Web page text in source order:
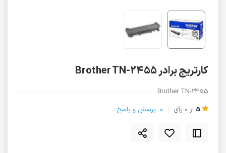
کارتریج برادر Brother TN-2455
Brother TN-2455
5 از 0 رأی 0 پرسش و پاسخ